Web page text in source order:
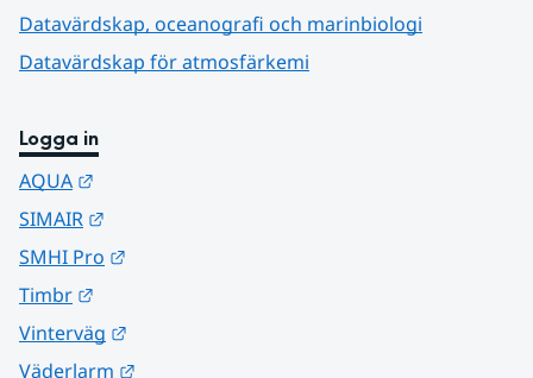
Datavärdskap, oceanografi och marinbiologi
Datavärdskap för atmosfärkemi
Logga in
AQUA
SIMAIR
SMHI Pro
Timbr
Vinterväg
Väderlarm